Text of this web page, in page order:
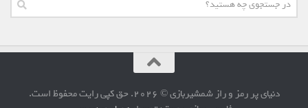
دنیای پر رمز و راز شمشیربازی © 2026. حق کپی رایت محفوظ است.